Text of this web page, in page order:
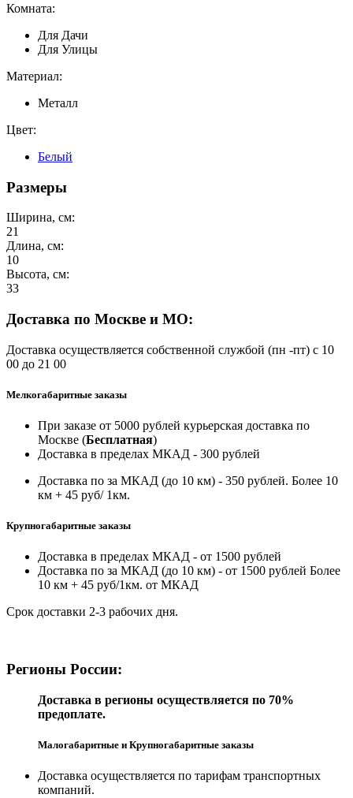
Комната:
Для Дачи
Для Улицы
Материал:
Металл
Цвет:
Белый
Размеры
Ширина, см:
21
Длина, см:
10
Высота, см:
33
Доставка по Москве и МО:
Доставка осуществляется собственной службой (пн -пт) с 10
00 до 21 00
Мелкогабаритные заказы
При заказе от 5000 рублей курьерская доставка по
Москве (Бесплатная)
Доставка в пределах МКАД - 300 рублей
Доставка по за МКАД (до 10 км) - 350 рублей. Более 10
км + 45 руб/ 1км.
Крупногабаритные заказы
Доставка в пределах МКАД - от 1500 рублей
Доставка по за МКАД (до 10 км) - от 1500 рублей Более
10 км + 45 руб/1км. от МКАД
Срок доставки 2-3 рабочих дня.
Регионы России:
Доставка в регионы осуществляется по 70%
предоплате.
Малогабаритные и Крупногабаритные заказы
Доставка осуществляется по тарифам транспортных
компаний.